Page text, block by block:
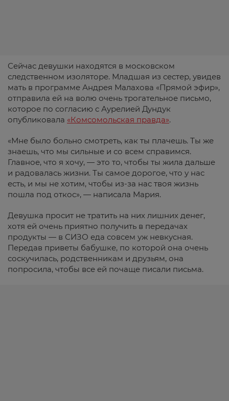
Сейчас девушки находятся в московском
следственном изоляторе. Младшая из сестер, увидев
мать в программе Андрея Малахова «Прямой эфир»,
отправила ей на волю очень трогательное письмо,
которое по согласию с Аурелией Дундук
опубликовала «Комсомольская правда».
«Мне было больно смотреть, как ты плачешь. Ты же
знаешь, что мы сильные и со всем справимся.
Главное, что я хочу, — это то, чтобы ты жила дальше
и радовалась жизни. Ты самое дорогое, что у нас
есть, и мы не хотим, чтобы из-за нас твоя жизнь
пошла под откос», — написала Мария.
Девушка просит не тратить на них лишних денег,
хотя ей очень приятно получить в передачах
продукты — в СИЗО еда совсем уж невкусная.
Передав приветы бабушке, по которой она очень
соскучилась, родственникам и друзьям, она
попросила, чтобы все ей почаще писали письма.